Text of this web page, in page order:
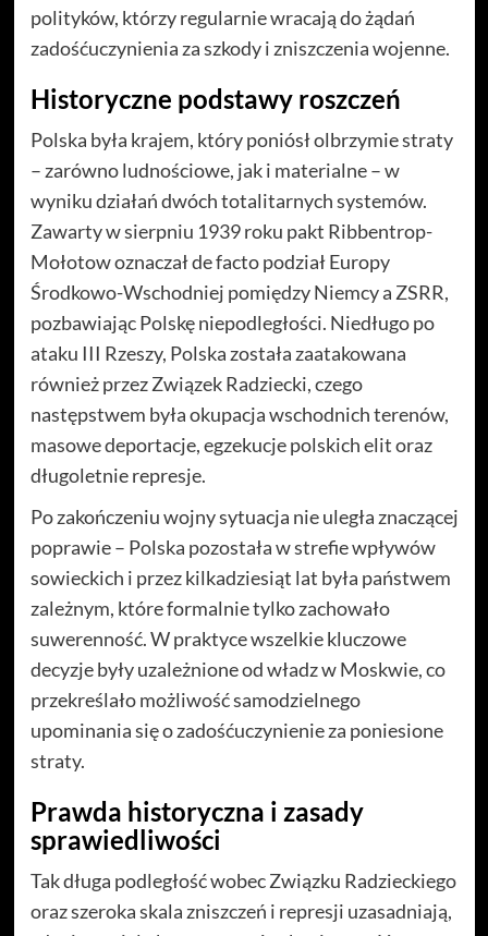
polityków, którzy regularnie wracają do żądań
zadośćuczynienia za szkody i zniszczenia wojenne.
Historyczne podstawy roszczeń
Polska była krajem, który poniósł olbrzymie straty
– zarówno ludnościowe, jak i materialne – w
wyniku działań dwóch totalitarnych systemów.
Zawarty w sierpniu 1939 roku pakt Ribbentrop-
Mołotow oznaczał de facto podział Europy
Środkowo-Wschodniej pomiędzy Niemcy a ZSRR,
pozbawiając Polskę niepodległości. Niedługo po
ataku III Rzeszy, Polska została zaatakowana
również przez Związek Radziecki, czego
następstwem była okupacja wschodnich terenów,
masowe deportacje, egzekucje polskich elit oraz
długoletnie represje.
Po zakończeniu wojny sytuacja nie uległa znaczącej
poprawie – Polska pozostała w strefie wpływów
sowieckich i przez kilkadziesiąt lat była państwem
zależnym, które formalnie tylko zachowało
suwerenność. W praktyce wszelkie kluczowe
decyzje były uzależnione od władz w Moskwie, co
przekreślało możliwość samodzielnego
upominania się o zadośćuczynienie za poniesione
straty.
Prawda historyczna i zasady
sprawiedliwości
Tak długa podległość wobec Związku Radzieckiego
oraz szeroka skala zniszczeń i represji uzasadniają,